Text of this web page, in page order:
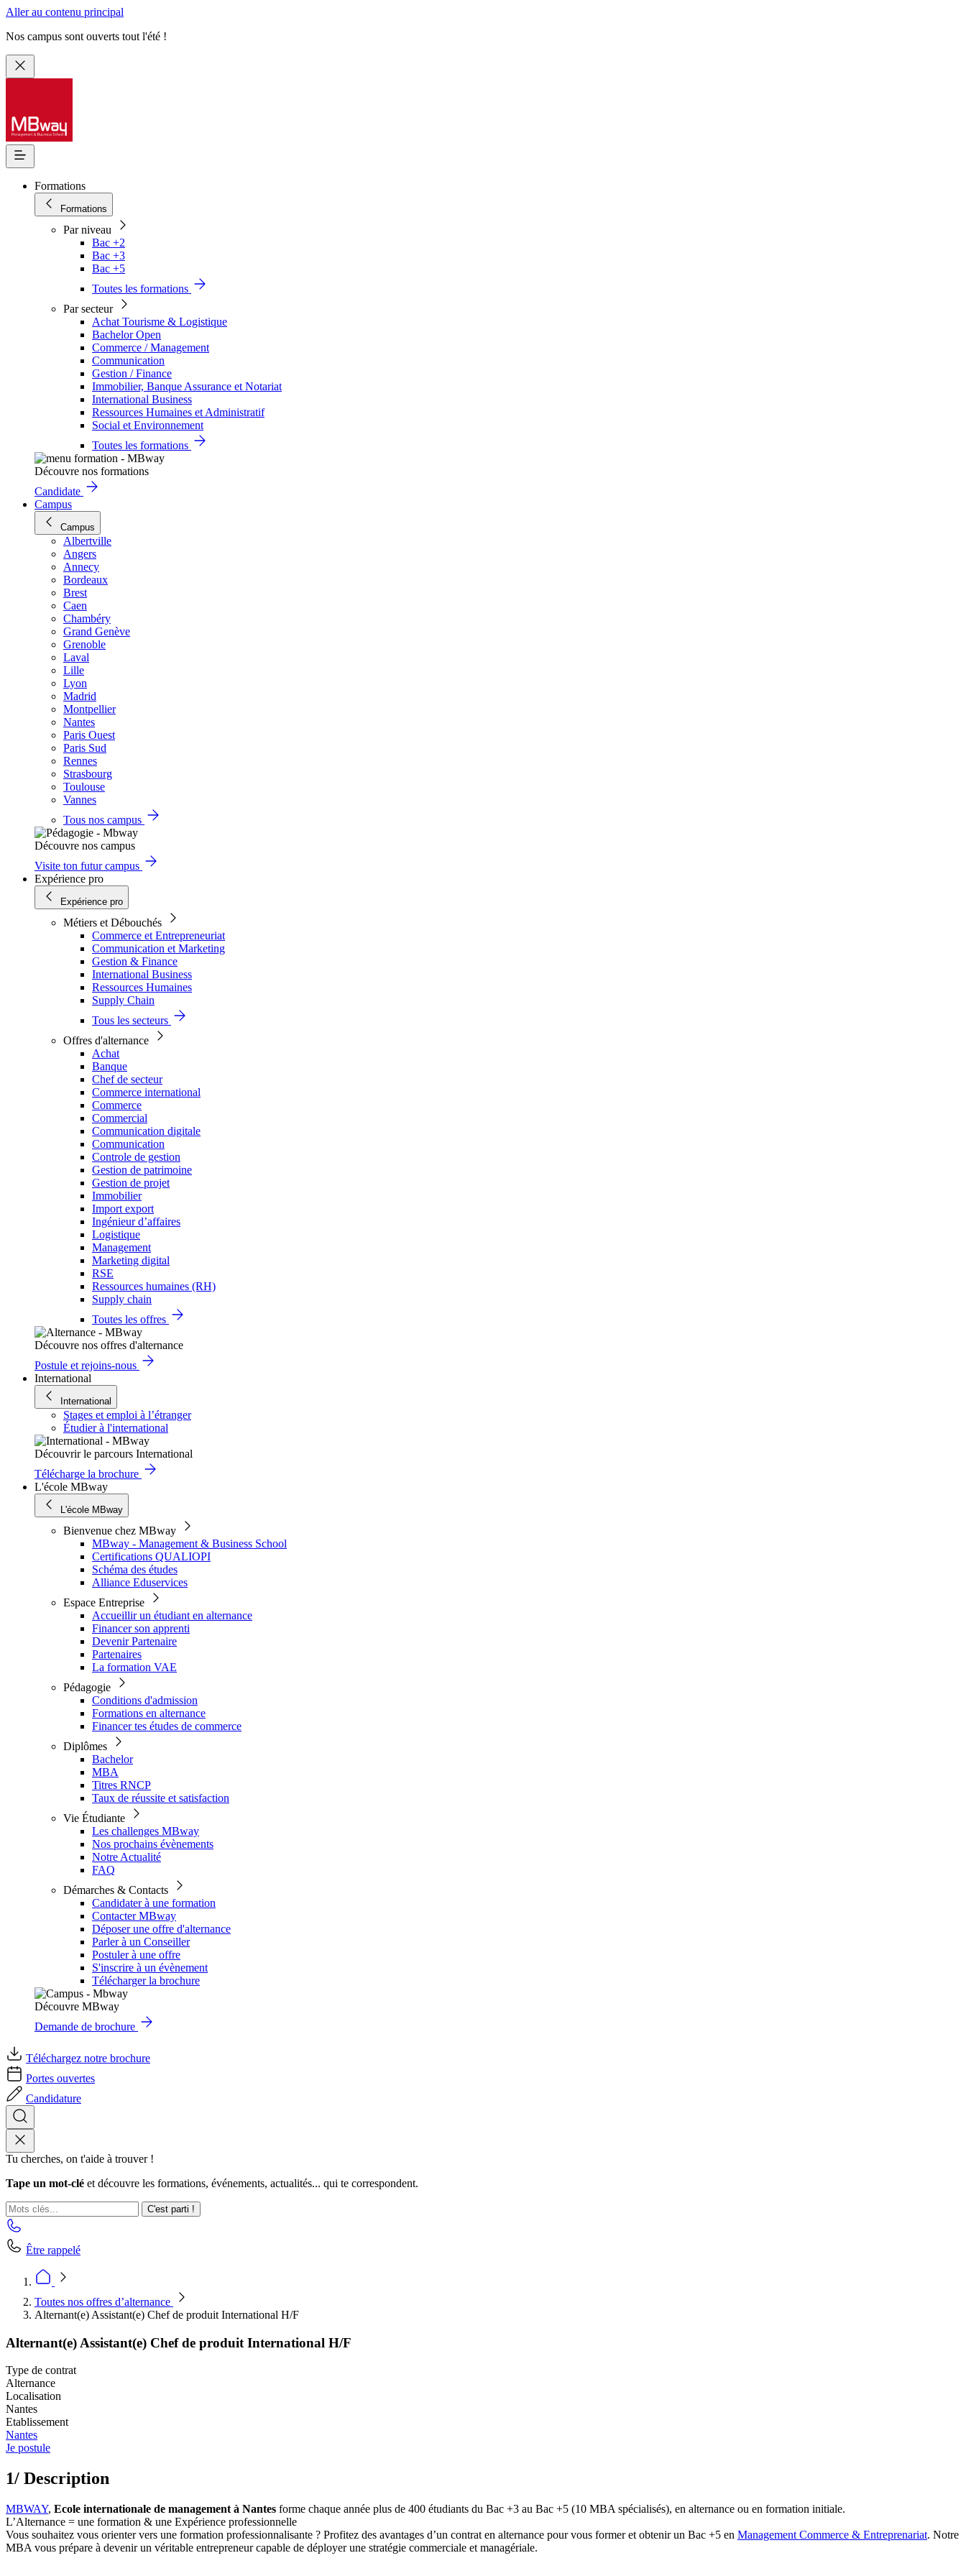
Aller au contenu principal
Nos campus sont ouverts tout l'été !
Formations
Formations
Par niveau
Bac +2
Bac +3
Bac +5
Toutes les formations
Par secteur
Achat Tourisme & Logistique
Bachelor Open
Commerce / Management
Communication
Gestion / Finance
Immobilier, Banque Assurance et Notariat
International Business
Ressources Humaines et Administratif
Social et Environnement
Toutes les formations
Découvre nos formations
Candidate
Campus
Campus
Albertville
Angers
Annecy
Bordeaux
Brest
Caen
Chambéry
Grand Genève
Grenoble
Laval
Lille
Lyon
Madrid
Montpellier
Nantes
Paris Ouest
Paris Sud
Rennes
Strasbourg
Toulouse
Vannes
Tous nos campus
Découvre nos campus
Visite ton futur campus
Expérience pro
Expérience pro
Métiers et Débouchés
Commerce et Entrepreneuriat
Communication et Marketing
Gestion & Finance
International Business
Ressources Humaines
Supply Chain
Tous les secteurs
Offres d'alternance
Achat
Banque
Chef de secteur
Commerce international
Commerce
Commercial
Communication digitale
Communication
Controle de gestion
Gestion de patrimoine
Gestion de projet
Immobilier
Import export
Ingénieur d’affaires
Logistique
Management
Marketing digital
RSE
Ressources humaines (RH)
Supply chain
Toutes les offres
Découvre nos offres d'alternance
Postule et rejoins-nous
International
International
Stages et emploi à l’étranger
Étudier à l'international
Découvrir le parcours International
Télécharge la brochure
L'école MBway
L'école MBway
Bienvenue chez MBway
MBway - Management & Business School
Certifications QUALIOPI
Schéma des études
Alliance Eduservices
Espace Entreprise
Accueillir un étudiant en alternance
Financer son apprenti
Devenir Partenaire
Partenaires
La formation VAE
Pédagogie
Conditions d'admission
Formations en alternance
Financer tes études de commerce
Diplômes
Bachelor
MBA
Titres RNCP
Taux de réussite et satisfaction
Vie Étudiante
Les challenges MBway
Nos prochains évènements
Notre Actualité
FAQ
Démarches & Contacts
Candidater à une formation
Contacter MBway
Déposer une offre d'alternance
Parler à un Conseiller
Postuler à une offre
S'inscrire à un évènement
Télécharger la brochure
Découvre MBway
Demande de brochure
Téléchargez notre brochure
Portes ouvertes
Candidature
Tu cherches, on t'aide à trouver !
Tape un mot-clé et découvre les formations, événements, actualités... qui te correspondent.
C'est parti !
Être rappelé
Toutes nos offres d’alternance
Alternant(e) Assistant(e) Chef de produit International H/F
Alternant(e) Assistant(e) Chef de produit International H/F
Type de contrat
Alternance
Localisation
Nantes
Etablissement
Nantes
Je postule
1/ Description
MBWAY, Ecole internationale de management à Nantes forme chaque année plus de 400 étudiants du Bac +3 au Bac +5 (10 MBA spécialisés), en alternance ou en formation initiale.
L’Alternance = une formation & une Expérience professionnelle
Vous souhaitez vous orienter vers une formation professionnalisante ? Profitez des avantages d’un contrat en alternance pour vous former et obtenir un Bac +5 en Management Commerce & Entreprenariat. Notre
MBA vous prépare à devenir un véritable entrepreneur capable de déployer une stratégie commerciale et managériale.